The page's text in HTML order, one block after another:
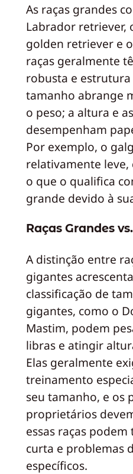
As raças grandes
Labrador retriever,
golden retriever e
raças geralmente
robusta e
tamanho abrange
o peso; a altura e
desempenham
Por exemplo, o
relativamente
o que o qualifica
grande devido à
Raças Grandes
A distinção entre
gigantes
classificação de
gigantes, como o
Mastim, podem
libras e atingir
Elas geralmente
treinamento
seu tamanho, e os
proprietários
essas raças
curta e problemas
específicos.